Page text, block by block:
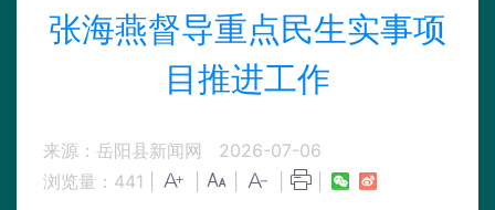
张海燕督导重点民生实事项
目推进工作
来源：岳阳县新闻网
2026-07-06
浏览量： 441